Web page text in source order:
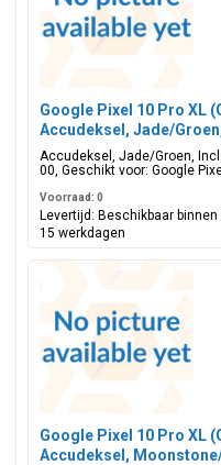
Google Pixel 10 Pro XL
Accudeksel, Jade/
Accudeksel, Jade/Groen,
00, Geschikt voor: Google
Voorraad: 0
Levertijd: Beschikbaar binnen
15 werkdagen
Google Pixel 10 Pro XL
Accudeksel,